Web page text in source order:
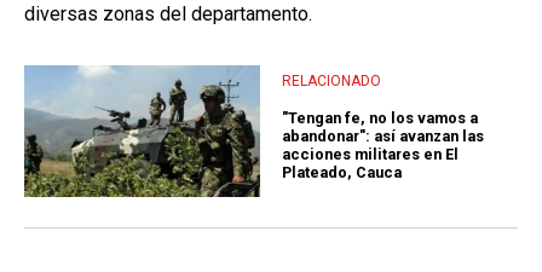
diversas zonas del departamento.
RELACIONADO
"Tengan fe, no los vamos a
abandonar": así avanzan las
acciones militares en El
Plateado, Cauca